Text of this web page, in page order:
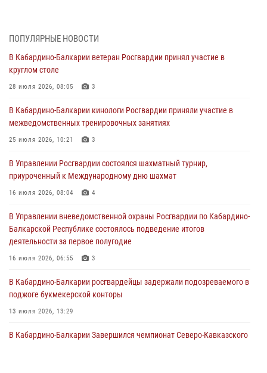
мировой войне 1914-1918 годов
01 августа 2026, 07:30
поздравил специалистов подразделений тыла с профессиональным
праздником
01 августа 2026, 00:10
Росгвардия обеспечивает безопасность граждан на южном
направлении
31 июля 2026, 09:22
Состоялась рабочая встреча директора Росгвардии Героя России
генерала армии Виктора Золотова с заместителем полномочного
представителя Президента Российской Федерации в Северо-
Кавказском федеральном округе Виталием Кузнецовым
ПОПУЛЯРНЫЕ НОВОСТИ
В Кабардино-Балкарии ветеран Росгвардии принял участие в
круглом столе
28 июля 2026, 08:05 3
В Кабардино-Балкарии кинологи Росгвардии приняли участие в
межведомственных тренировочных занятиях
25 июля 2026, 10:21 3
В Управлении Росгвардии состоялся шахматный турнир,
приуроченный к Международному дню шахмат
16 июля 2026, 08:04 4
В Управлении вневедомственной охраны Росгвардии по Кабардино-
Балкарской Республике состоялось подведение итогов
деятельности за первое полугодие
16 июля 2026, 06:55 3
В Кабардино-Балкарии росгвардейцы задержали подозреваемого в
поджоге букмекерской конторы
13 июля 2026, 13:29
В Кабардино-Балкарии Завершился чемпионат Северо-Кавказского